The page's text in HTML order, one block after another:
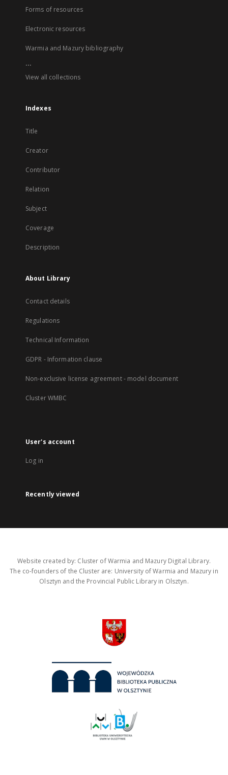
Forms of resources
Electronic resources
Warmia and Mazury bibliography
...
View all collections
Indexes
Title
Creator
Contributor
Relation
Subject
Coverage
Description
About Library
Contact details
Regulations
Technical Information
GDPR - Information clause
Non-exclusive license agreement - model document
Cluster WMBC
User's account
Log in
Recently viewed
Website created by: Cluster of Warmia and Mazury Digital Library.
The co-founders of the Cluster are: University of Warmia and Mazury in
Olsztyn and the Provincial Public Library in Olsztyn.